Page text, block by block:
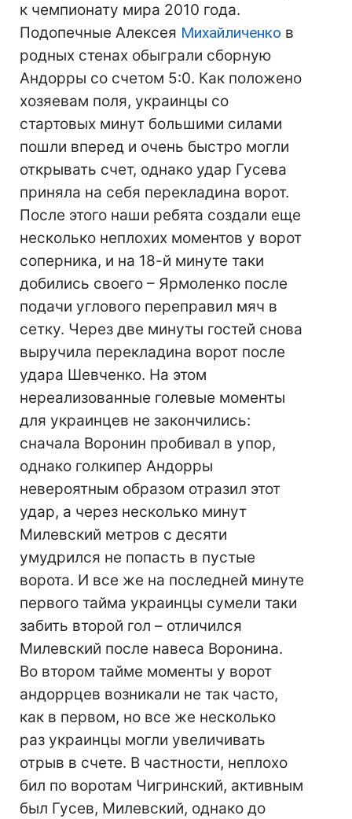
к чемпионату мира 2010 года.
Подопечные Алексея Михайличенко в
родных стенах обыграли сборную
Андорры со счетом 5:0. Как положено
хозяевам поля, украинцы со
стартовых минут большими силами
пошли вперед и очень быстро могли
открывать счет, однако удар Гусева
приняла на себя перекладина ворот.
После этого наши ребята создали еще
несколько неплохих моментов у ворот
соперника, и на 18-й минуте таки
добились своего – Ярмоленко после
подачи углового переправил мяч в
сетку. Через две минуты гостей снова
выручила перекладина ворот после
удара Шевченко. На этом
нереализованные голевые моменты
для украинцев не закончились:
сначала Воронин пробивал в упор,
однако голкипер Андорры
невероятным образом отразил этот
удар, а через несколько минут
Милевский метров с десяти
умудрился не попасть в пустые
ворота. И все же на последней минуте
первого тайма украинцы сумели таки
забить второй гол – отличился
Милевский после навеса Воронина.
Во втором тайме моменты у ворот
андоррцев возникали не так часто,
как в первом, но все же несколько
раз украинцы могли увеличивать
отрыв в счете. В частности, неплохо
бил по воротам Чигринский, активным
был Гусев, Милевский, однако до